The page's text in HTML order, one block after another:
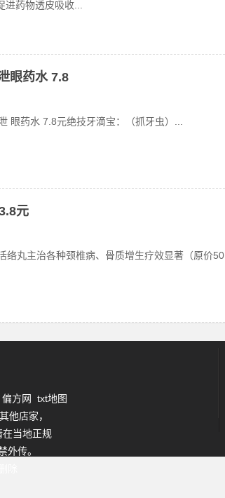
药物透皮吸收...
眼药水 7.8
眼药水 7.8元绝技牙滴宝：（抓牙虫）...
元
丸主治各种颈椎病、骨质增生疗效显著（原价50
偏方网
txt地图
他店家，
当地正规
外传。